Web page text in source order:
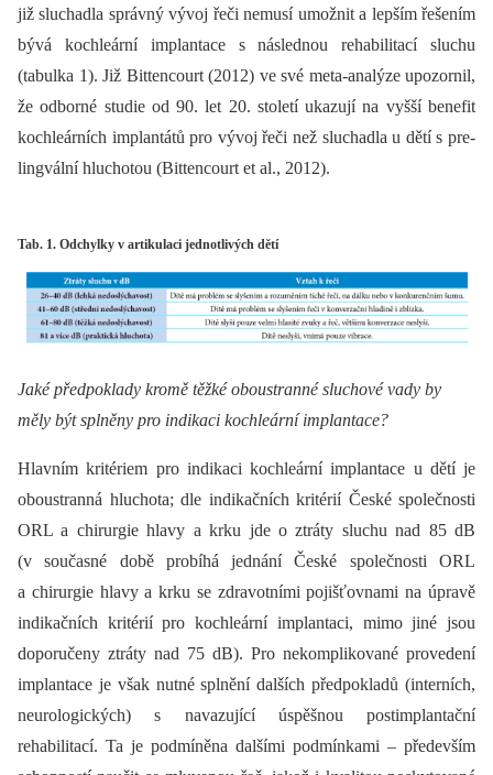
již sluchadla správný vývoj řeči nemusí umožnit a lepším řešením
bývá kochleární implantace s následnou rehabilitací sluchu
(tabulka 1). Již Bittencourt (2012) ve své meta-analýze upozornil,
že odborné studie od 90. let 20. století ukazují na vyšší benefit
kochleárních implantátů pro vývoj řeči než sluchadla u dětí s pre-
lingvální hluchotou (Bittencourt et al., 2012).
Tab. 1. Odchylky v artikulaci jednotlivých dětí
Jaké předpoklady kromě těžké oboustranné sluchové vady by
měly být splněny pro indikaci kochleární implantace?
Hlavním kritériem pro indikaci kochleární implantace u dětí je
oboustranná hluchota; dle indikačních kritérií České společnosti
ORL a chirurgie hlavy a krku jde o ztráty sluchu nad 85 dB
(v současné době probíhá jednání České společnosti ORL
a chirurgie hlavy a krku se zdravotními pojišťovnami na úpravě
indikačních kritérií pro kochleární implantaci, mimo jiné jsou
doporučeny ztráty nad 75 dB). Pro nekomplikované provedení
implantace je však nutné splnění dalších předpokladů (interních,
neurologických) s navazující úspěšnou postimplantační
rehabilitací. Ta je podmíněna dalšími podmínkami –⁠ především